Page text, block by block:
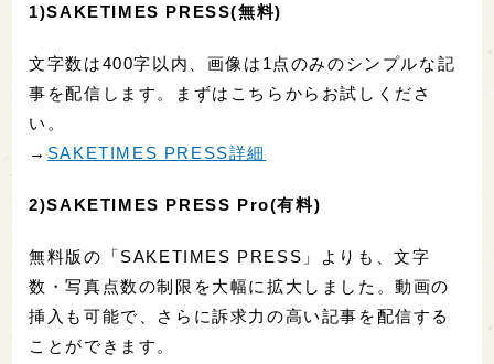
1)SAKETIMES PRESS(無料)
文字数は400字以内、画像は1点のみのシンプルな記
事を配信します。まずはこちらからお試しくださ
い。
→ SAKETIMES PRESS詳細
2)SAKETIMES PRESS Pro(有料)
無料版の「SAKETIMES PRESS」よりも、文字
数・写真点数の制限を大幅に拡大しました。動画の
挿入も可能で、さらに訴求力の高い記事を配信する
ことができます。